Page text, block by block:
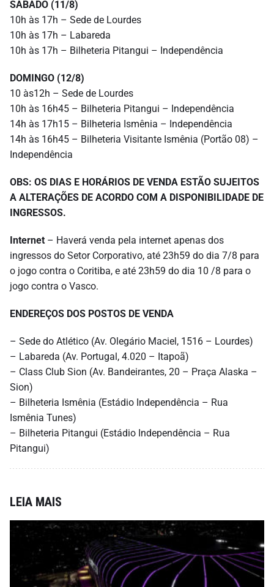
SÁBADO (11/8)
10h às 17h – Sede de Lourdes
10h às 17h – Labareda
10h às 17h – Bilheteria Pitangui – Independência
DOMINGO (12/8)
10 às12h – Sede de Lourdes
10h às 16h45 – Bilheteria Pitangui – Independência
14h às 17h15 – Bilheteria Ismênia – Independência
14h às 16h45 – Bilheteria Visitante Ismênia (Portão 08) –
Independência
OBS: OS DIAS E HORÁRIOS DE VENDA ESTÃO SUJEITOS
A ALTERAÇÕES DE ACORDO COM A DISPONIBILIDADE DE
INGRESSOS.
Internet – Haverá venda pela internet apenas dos
ingressos do Setor Corporativo, até 23h59 do dia 7/8 para
o jogo contra o Coritiba, e até 23h59 do dia 10 /8 para o
jogo contra o Vasco.
ENDEREÇOS DOS POSTOS DE VENDA
– Sede do Atlético (Av. Olegário Maciel, 1516 – Lourdes)
– Labareda (Av. Portugal, 4.020 – Itapoã)
– Class Club Sion (Av. Bandeirantes, 20 – Praça Alaska –
Sion)
– Bilheteria Ismênia (Estádio Independência – Rua
Ismênia Tunes)
– Bilheteria Pitangui (Estádio Independência – Rua
Pitangui)
LEIA MAIS